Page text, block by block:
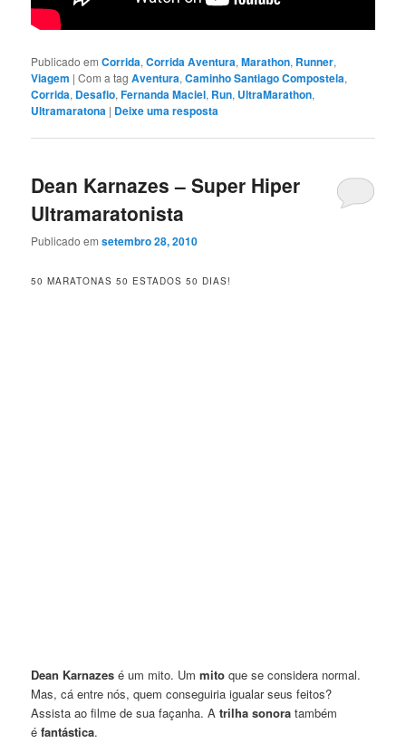
Publicado em Corrida,Corrida Aventura,Marathon, Runner,
Viagem |Com a tagAventura,Caminho Santiago Compostela,
Corrida, Desafio,Fernanda Maciel, Run, UltraMarathon,
Ultramaratona | Deixe uma resposta
Dean Karnazes – Super Hiper
Ultramaratonista
Publicado emsetembro 28, 2010
50 MARATONAS 50 ESTADOS 50 DIAS!
Dean Karnazes é um mito. Ummito que se considera normal.
Mas, cá entre nós, quem conseguiria igualar seus feitos?
Assista ao filme de sua façanha. Atrilha sonora também
éfantástica.